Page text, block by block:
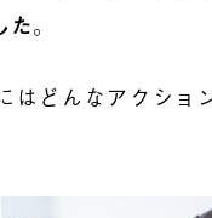
た。
はどんなアクショ